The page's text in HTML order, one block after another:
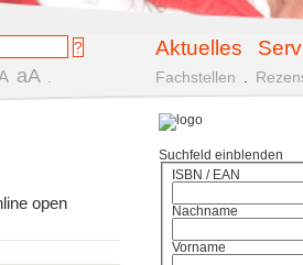
Aktuelles
aA Fachstellen
Suchfeld einblenden
ISBN / EAN
Nachname
Vorname
open